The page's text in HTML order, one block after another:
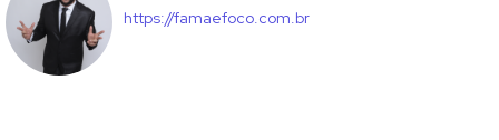
https://famaefoco.com.br